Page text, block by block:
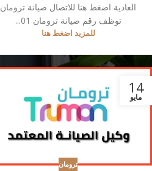
العادية اضغط هنا للاتصال صيانة ترومان
توظف رقم صيانة ترومان 01...
للمزيد اضغط هنا
14
مايو
ترومان